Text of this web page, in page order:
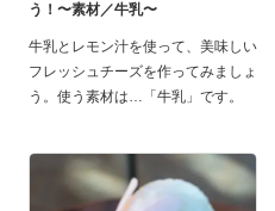
う！〜素材／牛乳〜
牛乳とレモン汁を使って、美味しい
フレッシュチーズを作ってみましょ
う。使う素材は…「牛乳」です。